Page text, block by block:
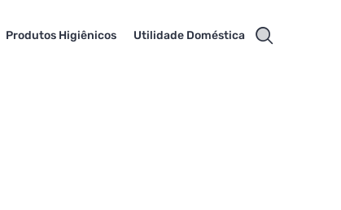
Produtos Higiênicos Utilidade Doméstica